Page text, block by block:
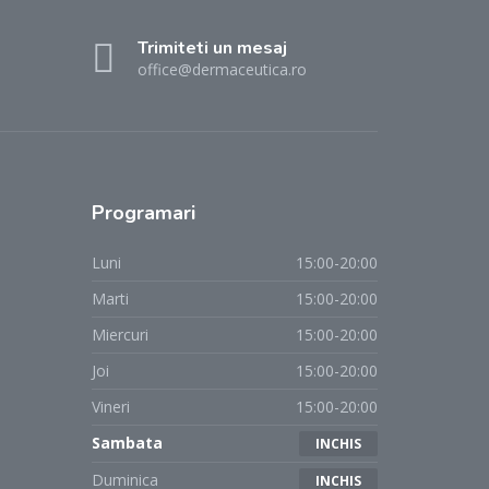
Trimiteti un mesaj
office@dermaceutica.ro
Programari
Luni
15:00-20:00
Marti
15:00-20:00
Miercuri
15:00-20:00
Joi
15:00-20:00
Vineri
15:00-20:00
Sambata
INCHIS
Duminica INCHIS